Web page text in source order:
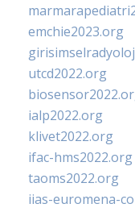
emchie2023.org
utcd2022.org
ialp2022.org
klivet2022.org
ifac-hms2022.org
taoms2022.org
iias-euromena-